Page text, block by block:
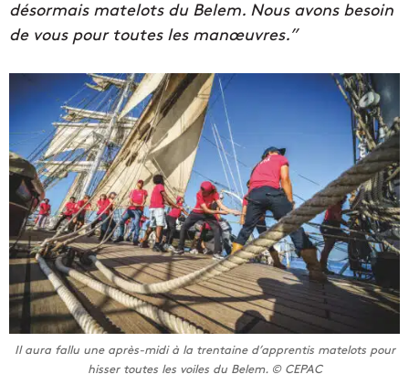
désormais matelots du Belem. Nous avons besoin
de vous pour toutes les manœuvres.”
Il aura fallu une après-midi à la trentaine d’apprentis matelots pour
hisser toutes les voiles du Belem. © CEPAC